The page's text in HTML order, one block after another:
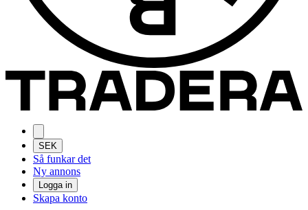
SEK
Så funkar det
Ny annons
Logga in
Skapa konto